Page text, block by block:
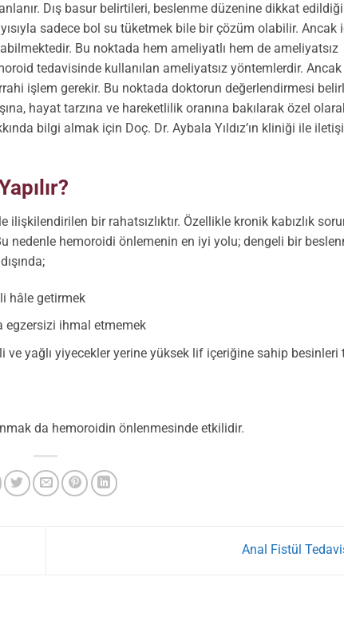
Dış basur belirtileri, beslenme düzenine dikkat
sadece bol su tüketmek bile bir çözüm olabilir. Ancak
Bu noktada hem ameliyatlı hem de ameliyatsız
tedavisinde kullanılan ameliyatsız yöntemlerdir. Ancak
işlem gerekir. Bu noktada doktorun değerlendirmesi
hayat tarzına ve hareketlilik oranına bakılarak özel
bilgi almak için Doç. Dr. Aybala Yıldız’ın kliniği ile
bir rahatsızlıktır. Özellikle kronik kabızlık
nedenle hemoroidi önlemenin en iyi yolu; dengeli bir
hâle getirmek
ihmal etmemek
ve yağlı yiyecekler yerine yüksek lif içeriğine sahip besinleri
da hemoroidin önlenmesinde etkilidir.
Anal Fistül